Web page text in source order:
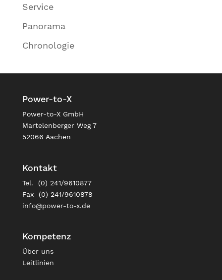
Service
Panorama
Chronologie
Power-to-X
Power-to-X GmbH
Martelenberger Weg 7
52066 Aachen
Kontakt
Tel. (0) 241/9610877
Fax (0) 241/9610878
info@power-to-x.de
Kompetenz
Über uns
Leitlinien